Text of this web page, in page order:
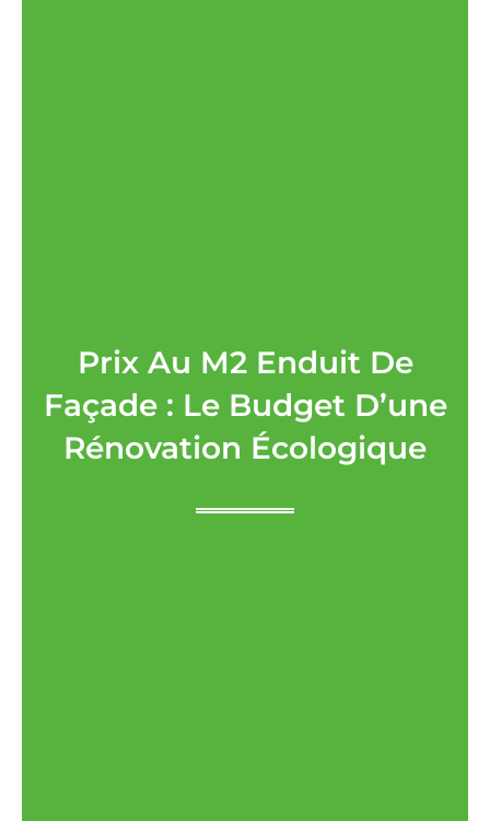
Prix Au M2 Enduit De
Façade : Le Budget D’une
Rénovation Écologique